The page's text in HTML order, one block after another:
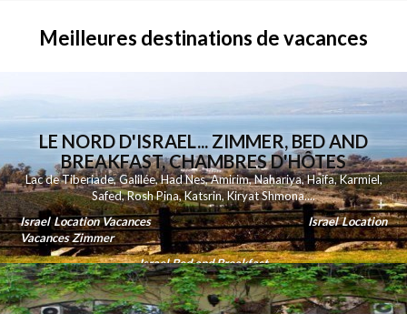
Meilleures destinations de vacances
LE NORD D'ISRAEL... ZIMMER, BED AND
BREAKFAST, CHAMBRES D'HÔTES
Lac de Tiberiade,Galilée,Had Nes,Amirim,Nahariya,Haifa,Karmiel,
Safed,Rosh Pina,Katsrin,Kiryat Shmona....
Israel Location Vacances
Israel Location
Vacances Zimmer
Israel Bed and Breakfast